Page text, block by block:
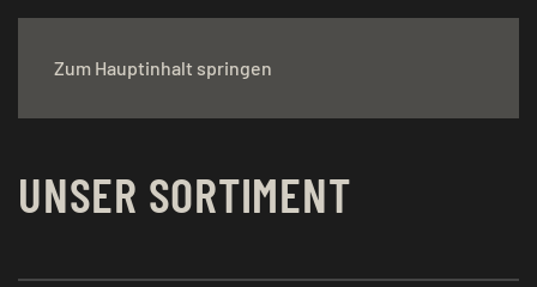
Zum Hauptinhalt springen
UNSER SORTIMENT